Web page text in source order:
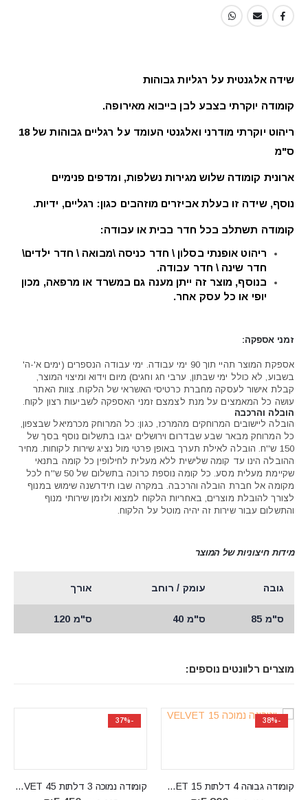
שידה אלגנטית על רגליות גבוהות
קומודה יוקרתי בצבע לבן בייבוא מאירופה.
ריהוט יוקרתי מודרני ואלגנטי העומד על רגליים גבוהות של 18
ס"מ
ארונית קומודה שלוש מגירות נשלפות, ומדפים פנימיים
נוסף, שידה זו בעלת אביזרים מוזהבים כגון: רגליים, ידיות.
קומודה תשתלב בכל חדר בבית או עבודה:
ריהוט אופנתי בסלון \ חדר כניסה \מבואה \ חדר ילדים\
חדר שינה \ חדר עבודה.
בנוסף, מוצר זה ייתן מענה גם במשרד או מרפאה, מכון
יופי או כל עסק אחר.
זמני אספקה:
אספקת המוצר תהיי תוך 90 ימי עבודה. ימי עבודה הנספרים (ימים א'-ה'
בשבוע, לא כולל ימי שבתון, ערבי חג וחגים) מיום וידוא ומיצוי המוצר,
קבלת אישור לעסקה מחברת כרטיסי האשראי של הלקוח. צוות האתר
עושה כל המאמצים על מנת לצמצם זמני האספקה לשביעות רצון לקוח.
הובלה והרכבה
הובלה ליישובים המרוחקים מהמרכז, כגון: כל המרוחק מכרמיאל שבצפון,
כל המרוחק מבאר שבע שבדרום וירושלים יגבו בתשלום נוסף בסך של
150 ש''ח. הובלה לאילת תערך באופן פרטי מול נציג שירות לקוחות. מחיר
ההובלה הינו עד קומה שלישית ללא מעלית לחילופין כל קומה בתנאי
שקיימת מעלית מסע. כל קומה נוספת כרוכה בתשלום של 50 ש''ח לכל
מקומה אל חברת הובלה והרכבה. במקרה שבו תידרשנה שימוש במנוף
לצורך להובלת מוצרים, באחריות הלקוח למצוא ולזמן שירותי מנוף
והתשלום עבור שירות זה יהיה מוטל על הלקוח.
מידות חיצוניות של המוצר
גובה עומק / רוחב אורך
ס"מ 85 ס"מ 40 ס"מ 120
מוצרים רלוונטים נוספים:
-37%
קומודה נמוכה 3 דלתות VELVET 45
-23%